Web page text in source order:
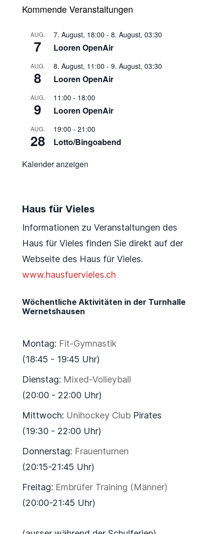
Kommende Veranstaltungen
AUG.
7
7. August, 18:00 - 8. August, 03:30
Looren OpenAir
AUG.
8
8. August, 11:00 - 9. August, 03:30
Looren OpenAir
AUG.
9
11:00 - 18:00
Looren OpenAir
AUG.
28
19:00 - 21:00
Lotto/Bingoabend
Kalender anzeigen
Haus für Vieles
Informationen zu Veranstaltungen des
Haus für Vieles finden Sie direkt auf der
Webseite des Haus für Vieles.
www.hausfuervieles.ch
Wöchentliche Aktivitäten in der Turnhalle
Wernetshausen
Montag: Fit-Gymnastik
(18:45 - 19:45 Uhr)
Dienstag: Mixed-Volleyball
(20:00 - 22:00 Uhr)
Mittwoch: Unihockey ClubPirates
(19:30 - 22:00 Uhr)
Donnerstag: Frauenturnen
(20:15-21:45 Uhr)
Freitag: Embrüfer Training (Männer)
(20:00-21:45 Uhr)